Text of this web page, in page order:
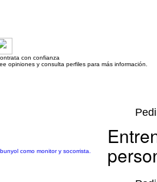
con confianza
opiniones y consulta perfiles para más información.
como monitor y socorrista.